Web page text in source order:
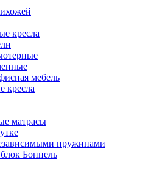
кресла
мебель
кресла
матрасы
пружинами
Боннель